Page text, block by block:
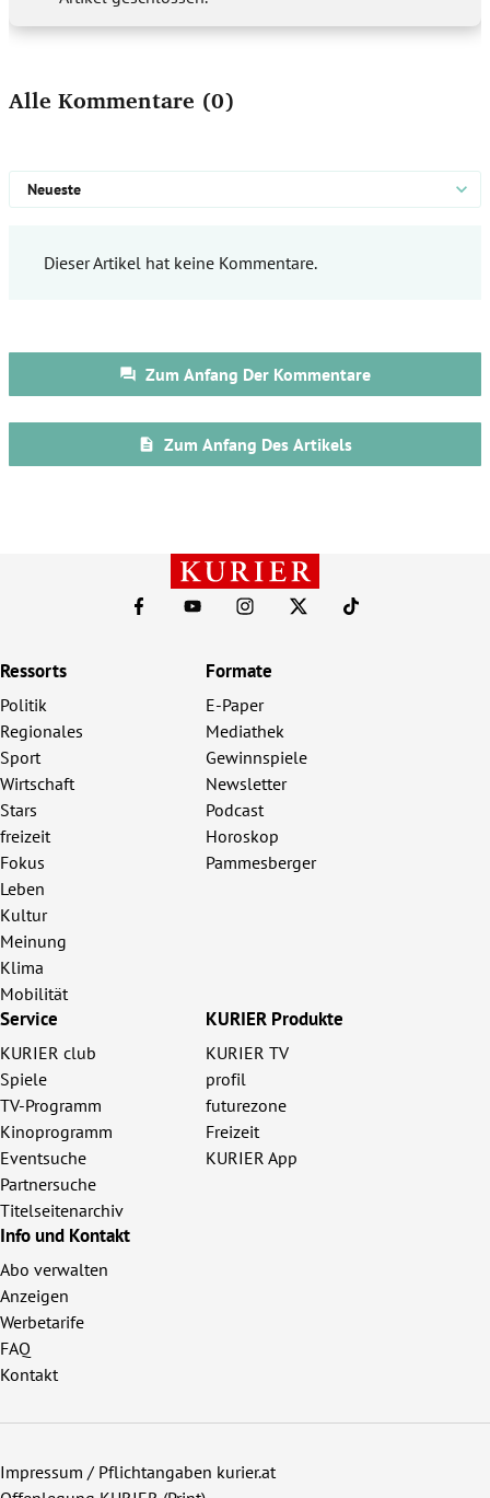
Ressorts
Politik
Regionales
Sport
Wirtschaft
Stars
freizeit
Fokus
Leben
Kultur
Meinung
Klima
Mobilität
Formate
E-Paper
Mediathek
Gewinnspiele
Newsletter
Podcast
Horoskop
Pammesberger
Service
KURIER club
Spiele
TV-Programm
Kinoprogramm
Eventsuche
Partnersuche
Titelseitenarchiv
KURIER Produkte
KURIER TV
profil
futurezone
Freizeit
KURIER App
Info und Kontakt
Abo verwalten
Anzeigen
Werbetarife
FAQ
Kontakt
Impressum / Pflichtangaben kurier.at